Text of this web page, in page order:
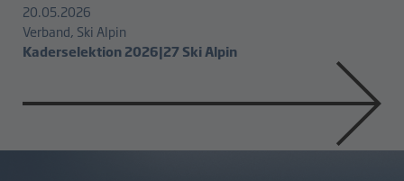
20.05.2026
Verband, Ski Alpin
Kaderselektion 2026|27 Ski Alpin